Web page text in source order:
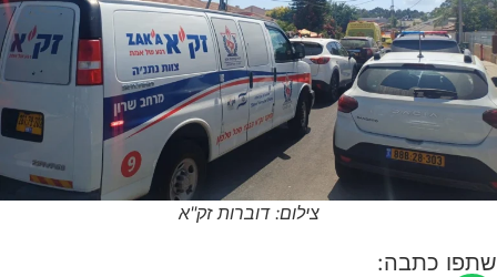
צילום: דוברות זק"א
שתפו כתבה: